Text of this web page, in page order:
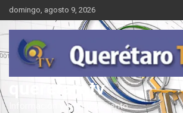
Saltar
al
contenido
domingo, agosto 9, 2026
queretarotv
Información y entretenimiento